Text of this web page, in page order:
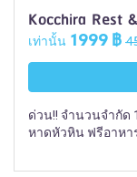
Kocchira Rest
เท่านั้น 1999 ฿
ด่วน!! จำนวนจำกัด
หาดหัวหิน ฟรีอาหา